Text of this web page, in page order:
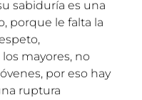
sabiduría es una
porque le falta la
mayores, no
por eso hay
ruptura